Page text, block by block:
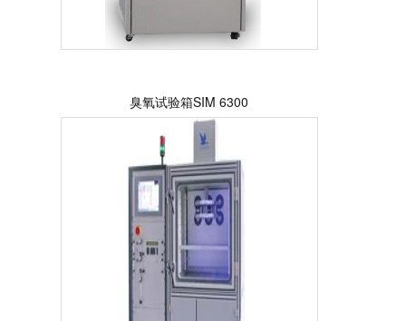
臭氧试验箱SIM 6300